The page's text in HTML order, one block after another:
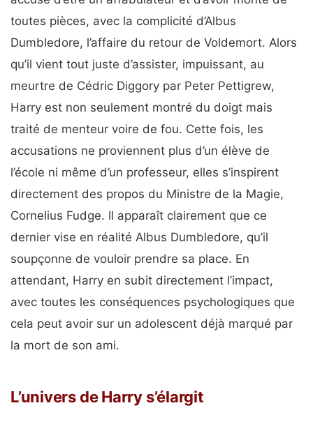
toutes pièces, avec la complicité d’Albus
Dumbledore, l’affaire du retour de Voldemort. Alors
qu’il vient tout juste d’assister, impuissant, au
meurtre de Cédric Diggory par Peter Pettigrew,
Harry est non seulement montré du doigt mais
traité de menteur voire de fou. Cette fois, les
accusations ne proviennent plus d’un élève de
l’école ni même d’un professeur, elles s’inspirent
directement des propos du Ministre de la Magie,
Cornelius Fudge. Il apparaît clairement que ce
dernier vise en réalité Albus Dumbledore, qu’il
soupçonne de vouloir prendre sa place. En
attendant, Harry en subit directement l’impact,
avec toutes les conséquences psychologiques que
cela peut avoir sur un adolescent déjà marqué par
la mort de son ami.
L’univers de Harry s’élargit